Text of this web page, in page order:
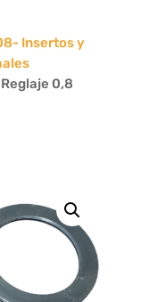
Insertos y
0,8